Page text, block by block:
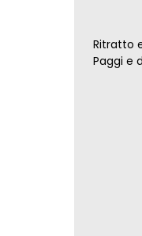
Ritratto
Paggi e